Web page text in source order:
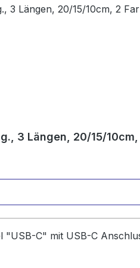
3 Längen, 20/15/10cm,